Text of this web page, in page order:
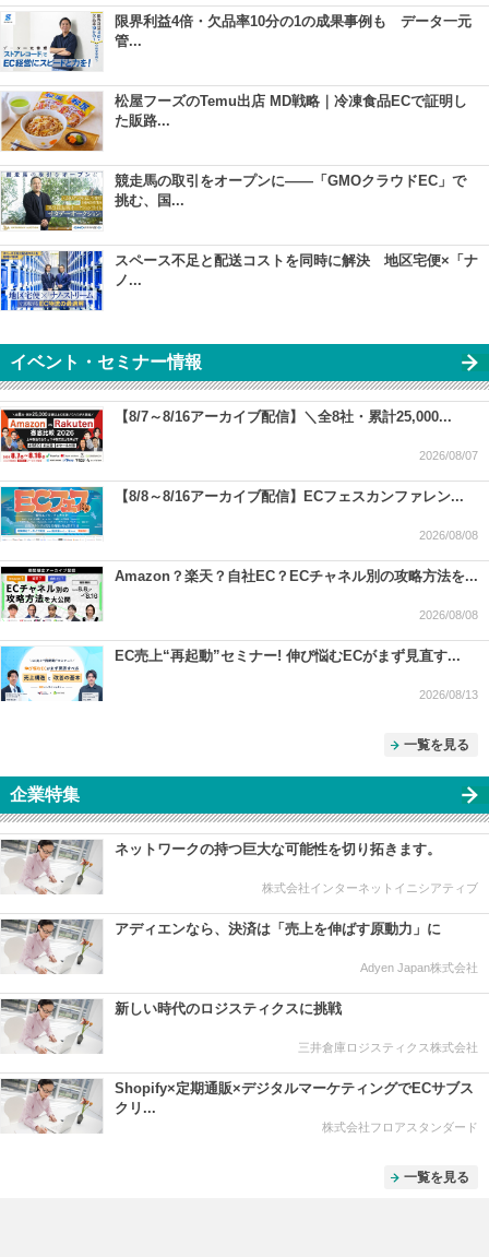
限界利益4倍・欠品率10分の1の成果事例も データ一元
管...
松屋フーズのTemu出店 MD戦略｜冷凍食品ECで証明し
た販路...
競走馬の取引をオープンに――「GMOクラウドEC」で
挑む、国...
スペース不足と配送コストを同時に解決 地区宅便×「ナ
ノ...
イベント・セミナー情報
【8/7～8/16アーカイブ配信】＼全8社・累計25,000...
2026/08/07
【8/8～8/16アーカイブ配信】ECフェスカンファレン...
2026/08/08
Amazon？楽天？自社EC？ECチャネル別の攻略方法を...
2026/08/08
EC売上“再起動”セミナー! 伸び悩むECがまず見直す...
2026/08/13
一覧を見る
企業特集
ネットワークの持つ巨大な可能性を切り拓きます。
株式会社インターネットイニシアティブ
アディエンなら、決済は「売上を伸ばす原動力」に
Adyen Japan株式会社
新しい時代のロジスティクスに挑戦
三井倉庫ロジスティクス株式会社
Shopify×定期通販×デジタルマーケティングでECサブス
クリ...
株式会社フロアスタンダード
一覧を見る